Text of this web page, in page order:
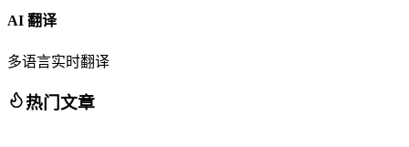
AI 翻译
多语言实时翻译
热门文章